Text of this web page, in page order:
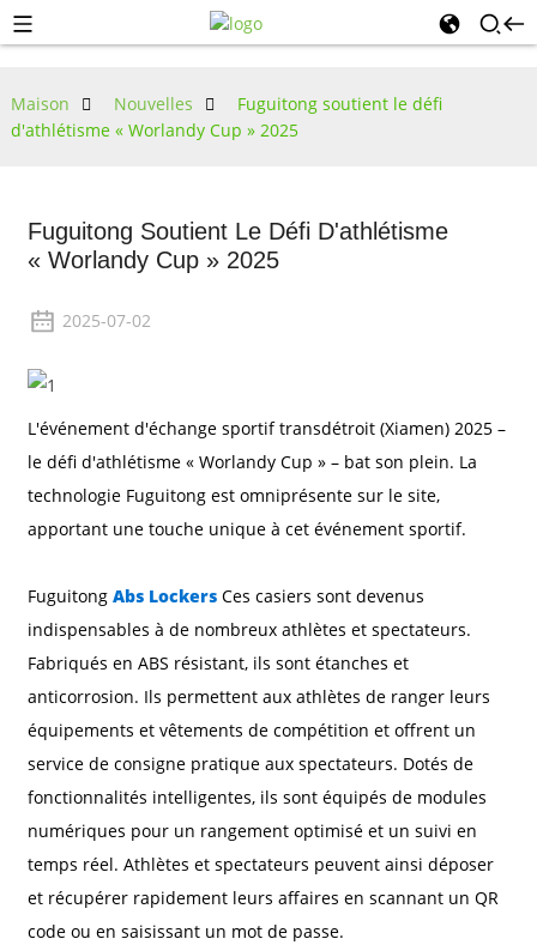
Maison Nouvelles
Fuguitong soutient le défi
d'athlétisme « Worlandy Cup » 2025
Fuguitong Soutient Le Défi D'athlétisme
« Worlandy Cup » 2025
2025-07-02
L'événement d'échange sportif transdétroit (Xiamen) 2025 –
le défi d'athlétisme « Worlandy Cup » – bat son plein. La
technologie Fuguitong est omniprésente sur le site,
apportant une touche unique à cet événement sportif.
Fuguitong Abs LockersCes casiers sont devenus
indispensables à de nombreux athlètes et spectateurs.
Fabriqués en ABS résistant, ils sont étanches et
anticorrosion. Ils permettent aux athlètes de ranger leurs
équipements et vêtements de compétition et offrent un
service de consigne pratique aux spectateurs. Dotés de
fonctionnalités intelligentes, ils sont équipés de modules
numériques pour un rangement optimisé et un suivi en
temps réel. Athlètes et spectateurs peuvent ainsi déposer
et récupérer rapidement leurs affaires en scannant un QR
code ou en saisissant un mot de passe.